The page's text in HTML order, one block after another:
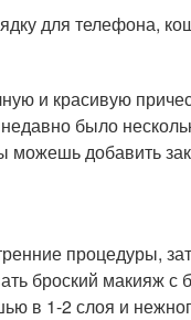
для телефона,
и красивую
было
добавить
процедуры,
броский макияж
в 1-2 слоя и